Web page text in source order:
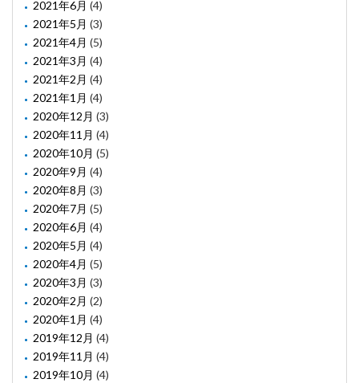
2021年6月 (4)
2021年5月 (3)
2021年4月 (5)
2021年3月 (4)
2021年2月 (4)
2021年1月 (4)
2020年12月 (3)
2020年11月 (4)
2020年10月 (5)
2020年9月 (4)
2020年8月 (3)
2020年7月 (5)
2020年6月 (4)
2020年5月 (4)
2020年4月 (5)
2020年3月 (3)
2020年2月 (2)
2020年1月 (4)
2019年12月 (4)
2019年11月 (4)
2019年10月 (4)